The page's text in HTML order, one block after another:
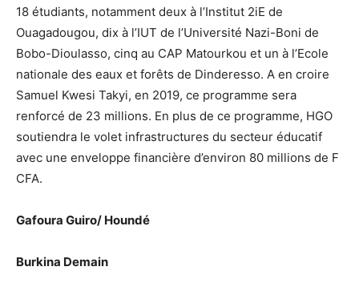
18 étudiants, notamment deux à l’Institut 2iE de
Ouagadougou, dix à l’IUT de l’Université Nazi-Boni de
Bobo-Dioulasso, cinq au CAP Matourkou et un à l’Ecole
nationale des eaux et forêts de Dinderesso. A en croire
Samuel Kwesi Takyi, en 2019, ce programme sera
renforcé de 23 millions. En plus de ce programme, HGO
soutiendra le volet infrastructures du secteur éducatif
avec une enveloppe financière d’environ 80 millions de F
CFA.
Gafoura Guiro/ Houndé
Burkina Demain